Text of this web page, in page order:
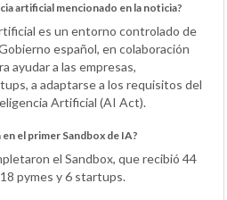
artificial mencionado en la noticia?
es un entorno controlado de
español, en colaboración
ayudar a las empresas,
a adaptarse a los requisitos del
Artificial (AI Act).
el primer Sandbox de IA?
el Sandbox, que recibió 44
pymes y 6 startups.